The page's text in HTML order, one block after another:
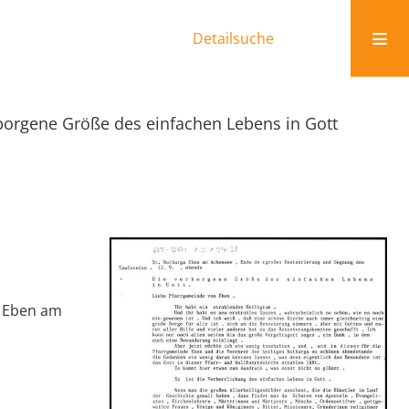
Detailsuche
Größe des einfachen Lebens in Gott
am